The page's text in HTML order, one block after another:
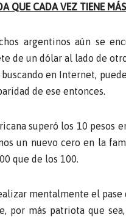
QUE CADA VEZ TIENE
argentinos aún se
de un dólar al lado de
en Internet,
de ese entonces.
superó los 10 pesos
un nuevo cero en la
que de los 100.
mentalmente el
por más patriota que